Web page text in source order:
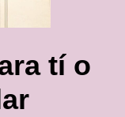
tí o